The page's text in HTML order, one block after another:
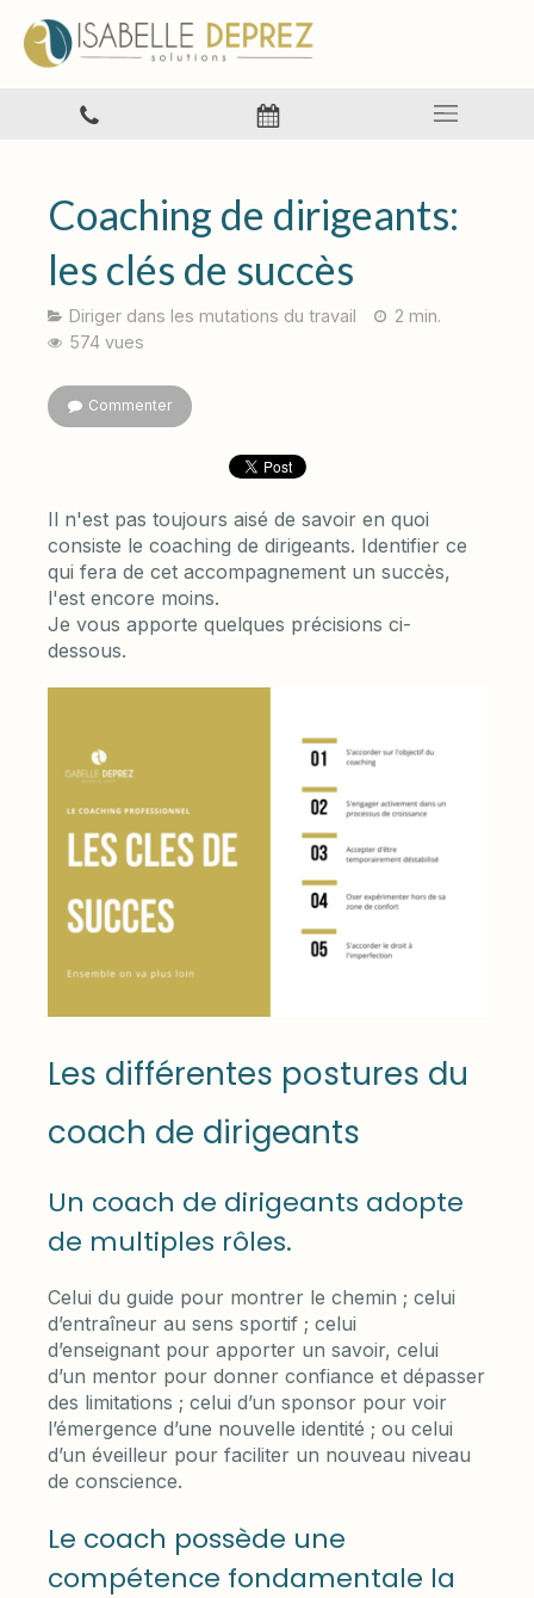
Coaching de dirigeants:
les clés de succès
Diriger dans les mutations du travail
2 min.
574 vues
Commenter
Il n'est pas toujours aisé de savoir en quoi
consiste le coaching de dirigeants. Identifier ce
qui fera de cet accompagnement un succès,
l'est encore moins.
Je vous apporte quelques précisions ci-
dessous.
Les différentes postures du
coach de dirigeants
Un coach de dirigeants adopte
de multiples rôles.
Celui du guide pour montrer le chemin ; celui
d’entraîneur au sens sportif ; celui
d’enseignant pour apporter un savoir, celui
d’un mentor pour donner confiance et dépasser
des limitations ; celui d’un sponsor pour voir
l’émergence d’une nouvelle identité ; ou celui
d’un éveilleur pour faciliter un nouveau niveau
de conscience.
Le coach possède une
compétence fondamentale la